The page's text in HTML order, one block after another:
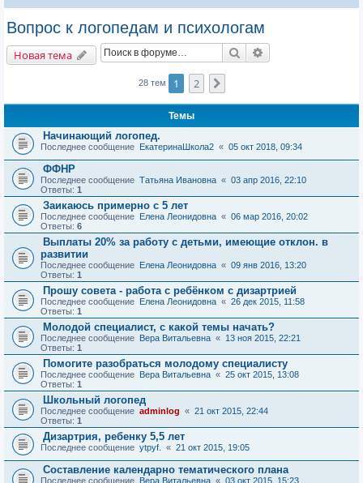
о
Вопрос к логопедам и психологам
Новая тема Поиск
28 тем 1 2
Темы
Начинающий логопед.
Последнее сообщение ЕкатеринаШкола2 « 05 окт 2018, 09:34
ФФНР
Последнее сообщение Татьяна Ивановна « 03 апр 2016, 22:10
Ответы: 1
Заикаюсь примерно с 5 лет
Последнее сообщение Елена Леонидовна « 06 мар 2016, 20:02
Ответы: 6
Выплаты 20% за работу с детьми, имеющие отклон. в
развитии
Последнее сообщение Елена Леонидовна « 09 янв 2016, 13:20
Ответы: 1
Прошу совета - работа с ребёнком с дизартрией
Последнее сообщение Елена Леонидовна « 26 дек 2015, 11:58
Ответы: 1
Молодой специалист, с какой темы начать?
Последнее сообщение Вера Витальевна « 13 ноя 2015, 22:21
Ответы: 1
Помогите разобраться молодому специалисту
Последнее сообщение Вера Витальевна « 25 окт 2015, 13:08
Ответы: 1
Школьный логопед
Последнее сообщение adminlog « 21 окт 2015, 22:44
Ответы: 1
Дизартрия, ребенку 5,5 лет
Последнее сообщение ytpyf. « 21 окт 2015, 19:05
Составление календарно тематического плана
Последнее сообщение Вера Витальевна « 03 окт 2015, 15:23